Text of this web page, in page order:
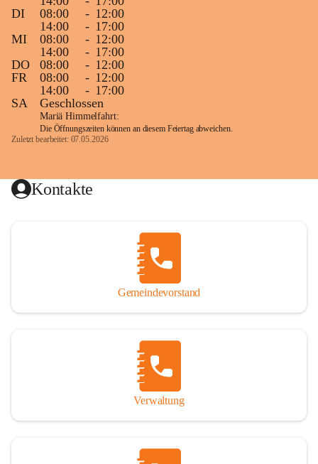
DI
08:00 - 12:00
14:00
- 17:00
MI
08:00 - 12:00
14:00
- 17:00
DO
08:00 - 12:00
FR
08:00 - 12:00
14:00
- 17:00
SA
Geschlossen
Mariä Himmelfahrt:
Die Öffnungszeiten können an diesem Feiertag abweichen.
Zuletzt bearbeitet: 07.05.2026
Kontakte
Gemeindevorstand
Verwaltung